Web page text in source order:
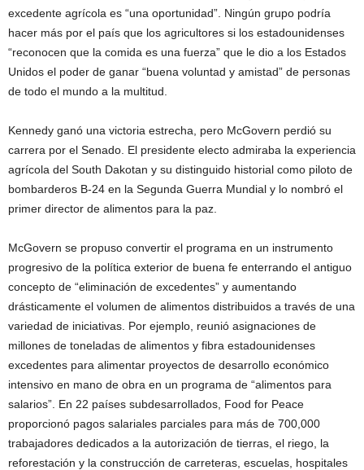
excedente agrícola es “una oportunidad”. Ningún grupo podría
hacer más por el país que los agricultores si los estadounidenses
“reconocen que la comida es una fuerza” que le dio a los Estados
Unidos el poder de ganar “buena voluntad y amistad” de personas
de todo el mundo a la multitud.
Kennedy ganó una victoria estrecha, pero McGovern perdió su
carrera por el Senado. El presidente electo admiraba la experiencia
agrícola del South Dakotan y su distinguido historial como piloto de
bombarderos B-24 en la Segunda Guerra Mundial y lo nombró el
primer director de alimentos para la paz.
McGovern se propuso convertir el programa en un instrumento
progresivo de la política exterior de buena fe enterrando el antiguo
concepto de “eliminación de excedentes” y aumentando
drásticamente el volumen de alimentos distribuidos a través de una
variedad de iniciativas. Por ejemplo, reunió asignaciones de
millones de toneladas de alimentos y fibra estadounidenses
excedentes para alimentar proyectos de desarrollo económico
intensivo en mano de obra en un programa de “alimentos para
salarios”. En 22 países subdesarrollados, Food for Peace
proporcionó pagos salariales parciales para más de 700,000
trabajadores dedicados a la autorización de tierras, el riego, la
reforestación y la construcción de carreteras, escuelas, hospitales